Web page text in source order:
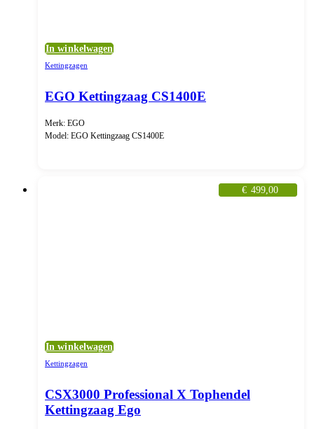
In winkelwagen
Kettingzagen
EGO Kettingzaag CS1400E
Merk: EGO
Model: EGO Kettingzaag CS1400E
€ 499,00
In winkelwagen
Kettingzagen
CSX3000 Professional X Tophendel
Kettingzaag Ego